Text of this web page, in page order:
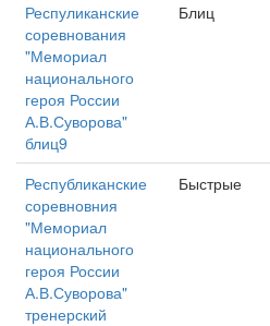
Респуликанские
соревнования
"Мемориал
национального
героя России
А.В.Суворова"
блиц9
Блиц
Республиканские
соревновния
"Мемориал
национального
героя России
А.В.Суворова"
тренерский
Быстрые